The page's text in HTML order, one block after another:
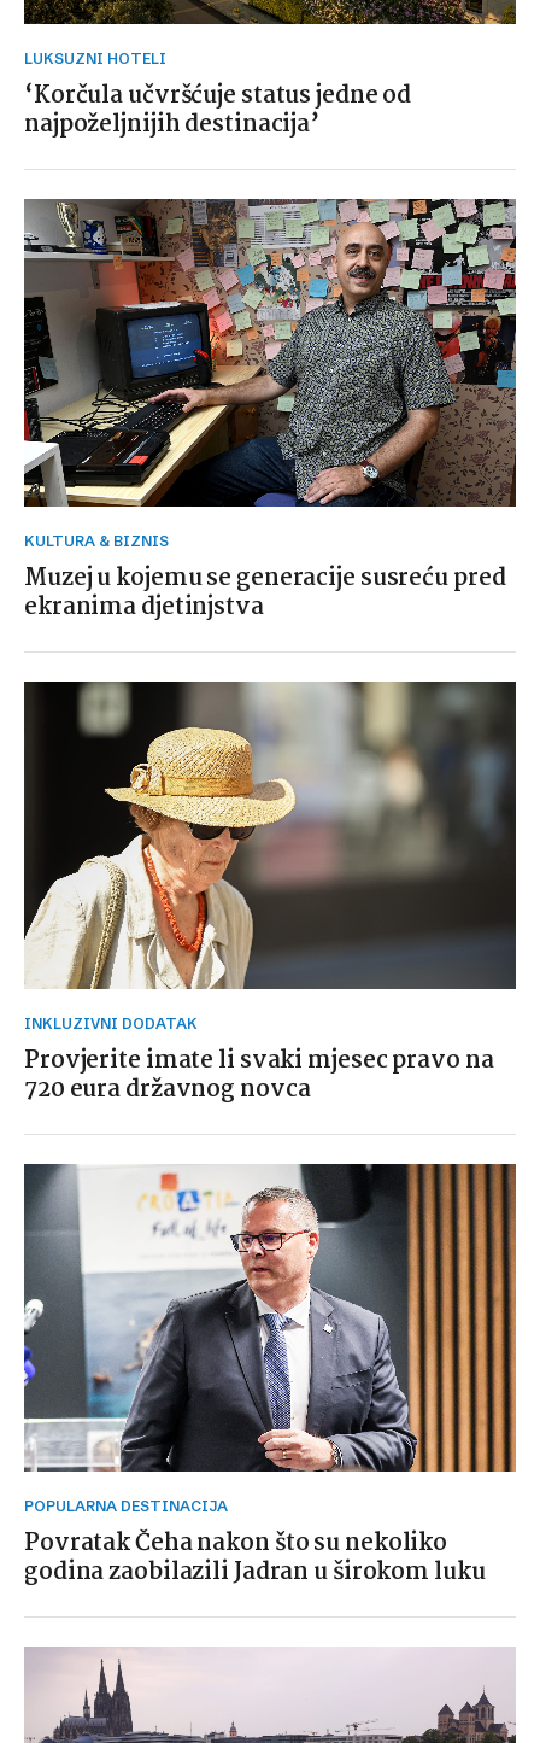
LUKSUZNI HOTELI
‘Korčula učvršćuje status jedne od
najpoželjnijih destinacija’
KULTURA & BIZNIS
Muzej u kojemu se generacije susreću pred
ekranima djetinjstva
INKLUZIVNI DODATAK
Provjerite imate li svaki mjesec pravo na
720 eura državnog novca
POPULARNA DESTINACIJA
Povratak Čeha nakon što su nekoliko
godina zaobilazili Jadran u širokom luku